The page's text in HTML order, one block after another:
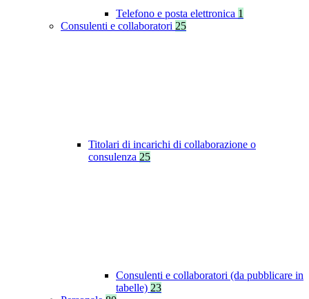
Telefono e posta elettronica 1
Consulenti e collaboratori 25
Titolari di incarichi di collaborazione o
consulenza 25
Consulenti e collaboratori (da pubblicare in
tabelle) 23